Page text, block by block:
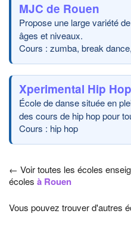
MJC de Rouen
Propose une large variété
âges et niveaux.
Cours : zumba, break
Xperimental Hip
École de danse située en
des cours de hip hop pour
Cours : hip hop
← Voir toutes les écoles
écoles à Rouen
Vous pouvez trouver d'autres